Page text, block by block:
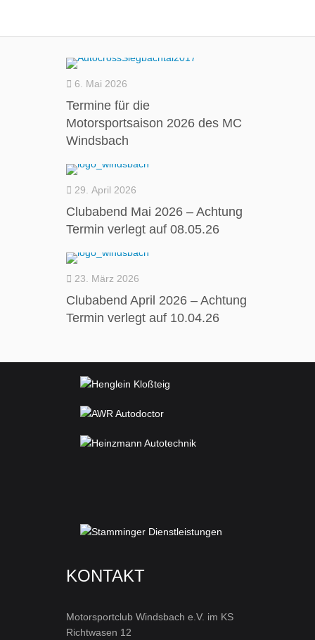
6. Mai 2026
Termine für die
Motorsportsaison 2026 des MC
Windsbach
29. April 2026
Clubabend Mai 2026 – Achtung
Termin verlegt auf 08.05.26
23. März 2026
Clubabend April 2026 – Achtung
Termin verlegt auf 10.04.26
KONTAKT
Motorsportclub Windsbach e.V. im KS
Richtwasen 12